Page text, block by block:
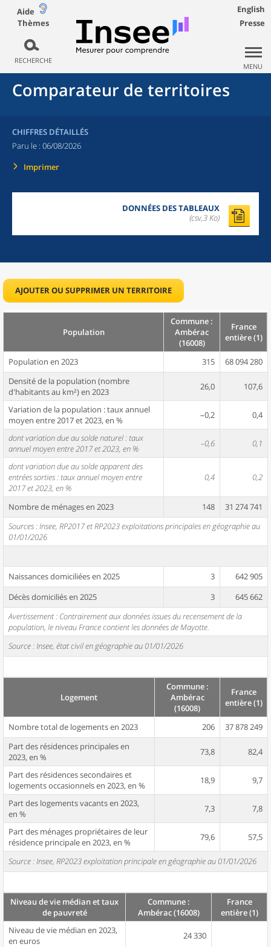
Aide
Thèmes
RECHERCHE
English
Presse
MENU
Comparateur de territoires
CHIFFRES DÉTAILLÉS
Paru le : 06/08/2026
Imprimer
DONNÉES DES TABLEAUX
(csv,3 Ko)
AJOUTER OU SUPPRIMER UN TERRITOIRE
Population
Commune :
Ambérac
(16008)
France
entière (1)
Population en 2023 315
68 094 280
Densité de la population (nombre
d'habitants au km²) en 2023
26,0 107,6
Variation de la population : taux annuel
moyen entre 2017 et 2023, en %
–0,2 0,4
dont variation due au solde naturel : taux
annuel moyen entre 2017 et 2023, en %
–0,6 0,1
dont variation due au solde apparent des
entrées sorties : taux annuel moyen entre
2017 et 2023, en %
0,4 0,2
Nombre de ménages en 2023 148
31 274 741
Sources : Insee, RP2017 et RP2023 exploitations principales en géographie au
01/01/2026
Naissances domiciliées en 2025 3
642 905
Décès domiciliés en 2025
3
645 662
Avertissement : Contrairement aux données issues du recensement de la
population, le niveau France contient les données de Mayotte.
Source : Insee, état civil en géographie au 01/01/2026
Logement
Commune :
Ambérac
(16008)
France
entière (1)
Nombre total de logements en 2023 206
37 878 249
Part des résidences principales en
2023, en %
73,8 82,4
Part des résidences secondaires et
logements occasionnels en 2023, en %
18,9 9,7
Part des logements vacants en 2023,
en %
7,3 7,8
Part des ménages propriétaires de leur
résidence principale en 2023, en %
79,6 57,5
Source : Insee, RP2023 exploitation principale en géographie au 01/01/2026
Niveau de vie médian et taux
de pauvreté
Commune :
Ambérac (16008)
France
entière (1)
Niveau de vie médian en 2023,
en euros
24 330